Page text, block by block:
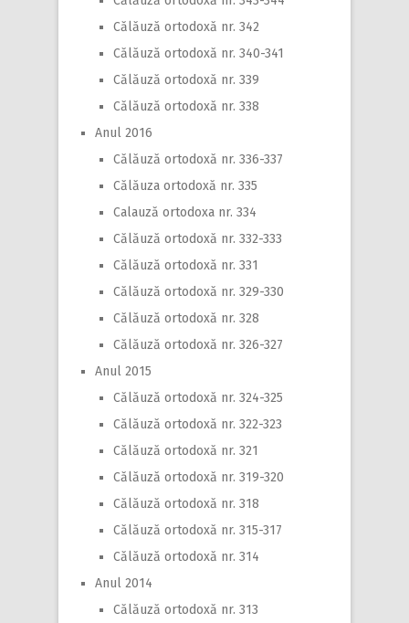
Călăuză ortodoxă nr. 342
Călăuză ortodoxă nr. 340-341
Călăuză ortodoxă nr. 339
Călăuză ortodoxă nr. 338
Anul 2016
Călăuză ortodoxă nr. 336-337
Călăuza ortodoxă nr. 335
Calauză ortodoxa nr. 334
Călăuză ortodoxă nr. 332-333
Călăuză ortodoxă nr. 331
Călăuză ortodoxă nr. 329-330
Călăuză ortodoxă nr. 328
Călăuză ortodoxă nr. 326-327
Anul 2015
Călăuză ortodoxă nr. 324-325
Călăuză ortodoxă nr. 322-323
Călăuză ortodoxă nr. 321
Călăuză ortodoxă nr. 319-320
Călăuză ortodoxă nr. 318
Călăuză ortodoxă nr. 315-317
Călăuză ortodoxă nr. 314
Anul 2014
Călăuză ortodoxă nr. 313